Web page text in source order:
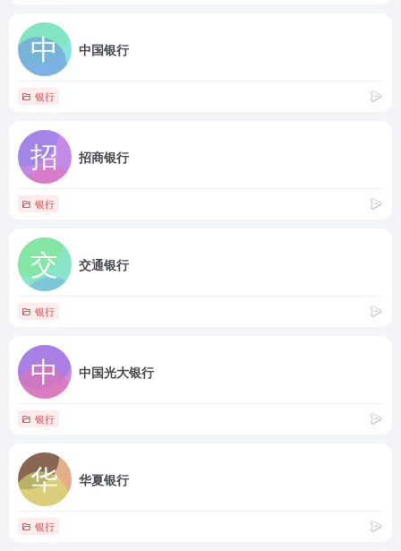
中国银行
银行
招商银行
银行
交通银行
银行
中国光大银行
银行
华夏银行
银行